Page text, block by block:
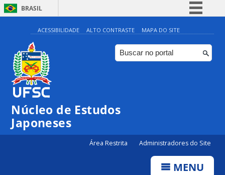
BRASIL
Simplifique!
Comunica BR
Participe
ACESSIBILIDADE ALTO CONTRASTE MAPA DO SITE
Núcleo de Estudos
Japoneses
Área Restrita Administradores do Site
MENU